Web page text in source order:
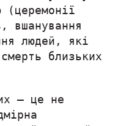
(церемонії
вшанування
людей, які
близьких
— це не